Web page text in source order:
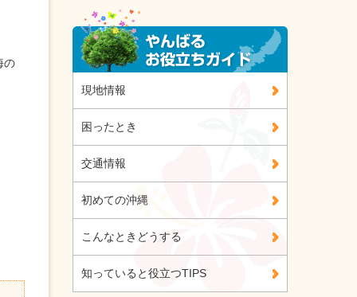
の
現地情報
困ったとき
交通情報
初めての沖縄
こんなときどうする
知っていると役立つTIPS